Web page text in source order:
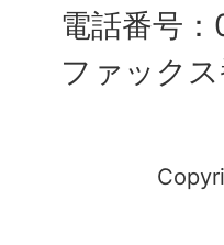
電話番号
ファック